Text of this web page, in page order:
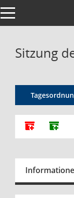
Toggle navigation
Sitzung
Alle